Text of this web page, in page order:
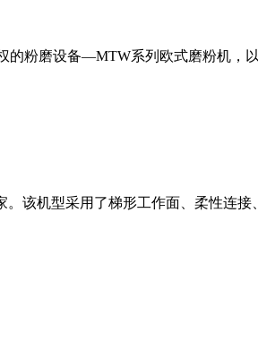
粉磨设备—MTW系列欧式磨粉机，
该机型采用了梯形工作面、柔性连